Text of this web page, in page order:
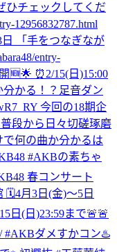
ひチェックしてくだ
12956832787.html
日 「手をつなぎなが
entry-
🆕🌟 ⏰2/15(日)15:00
かる！？足音ダン
今回の18期企
段から日々切磋琢磨
何の曲か分かるは
#AKBの素ちゃ
春コンサート
🗓️4月3日(金)〜5日
日(日)23:59まで🚨🚨
#AKBダメすかコン♨️